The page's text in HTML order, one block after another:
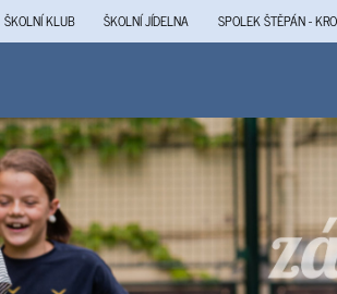
ŠKOLNÍ KLUB ŠKOLNÍ JÍDELNA SPOLEK ŠTĚPÁN -